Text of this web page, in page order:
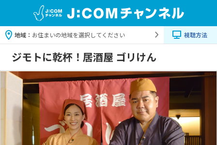
地域： お住まいの地域を選択してください 視聴方法
ジモトに乾杯！居酒屋 ゴリけん